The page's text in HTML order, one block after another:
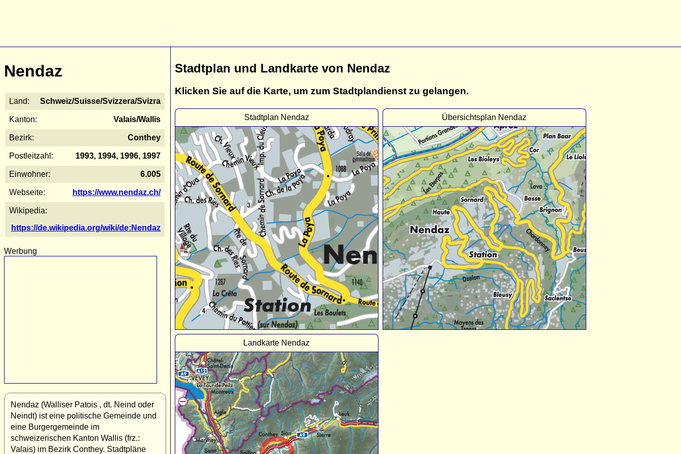
Nendaz
Land: Schweiz/Suisse/Svizzera/Svizra
Kanton: Valais/Wallis
Bezirk: Conthey
Postleitzahl: 1993, 1994, 1996, 1997
Einwohner: 6.005
Webseite: https://www.nendaz.ch/
Wikipedia:
https://de.wikipedia.org/wiki/de:Nendaz
Werbung
Nendaz (Walliser Patois , dt. Neind oder
Neindt) ist eine politische Gemeinde und
eine Burgergemeinde im
schweizerischen Kanton Wallis (frz.:
Valais) im Bezirk Conthey. Stadtpläne
Stadtplan und Landkarte von Nendaz
Klicken Sie auf die Karte, um zum Stadtplandienst zu gelangen.
Stadtplan Nendaz Übersichtsplan Nendaz
Landkarte Nendaz